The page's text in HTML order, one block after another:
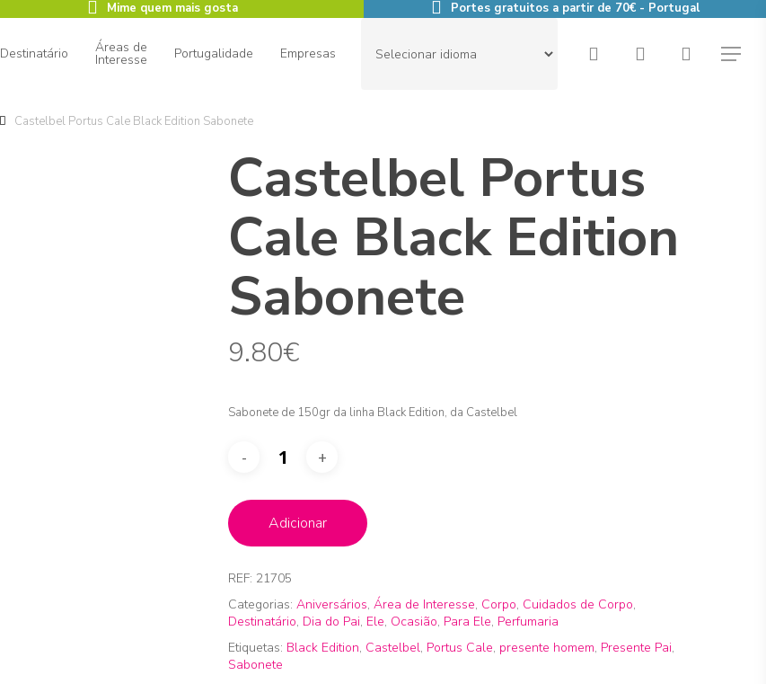
Mime quem mais gosta Portes gratuitos a partir de 70€ - Portugal
Destinatário Áreas de
Interesse Portugalidade Empresas search account Menu
Castelbel Portus Cale Black Edition Sabonete
Castelbel Portus
Cale Black Edition
Sabonete
9.80€
Sabonete de 150gr da linha Black Edition, da Castelbel
Adicionar
REF: 21705
Categorias:Aniversários,Área de Interesse, Corpo, Cuidados de Corpo,
Destinatário, Dia do Pai, Ele, Ocasião, Para Ele, Perfumaria
Etiquetas: Black Edition, Castelbel, Portus Cale, presente homem, Presente Pai,
Sabonete